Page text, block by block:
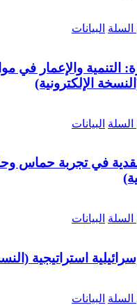
السلة البيانات
التنمية والإعمار في
الإلكترونية)
السلة البيانات
في تجربة حماس
السلة البيانات
استراتيجية
السلة البيانات